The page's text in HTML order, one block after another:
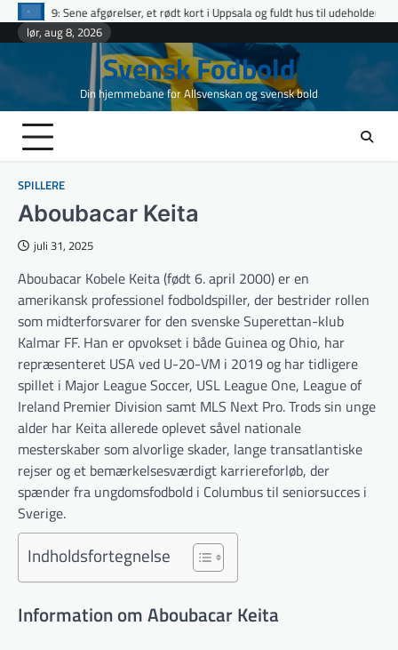
Skip
et rødt kort i Uppsala og fuldt hus til udeholdene i topopgør
Ettan
lør, aug 8, 2026
Svensk Fodbold
Din hjemmebane for Allsvenskan og svensk bold
SPILLERE
Aboubacar Keita
juli 31, 2025
Aboubacar Kobele Keita (født 6. april 2000) er en
amerikansk professionel fodboldspiller, der bestrider rollen
som midterforsvarer for den svenske Superettan-klub
Kalmar FF. Han er opvokset i både Guinea og Ohio, har
repræsenteret USA ved U-20-VM i 2019 og har tidligere
spillet i Major League Soccer, USL League One, League of
Ireland Premier Division samt MLS Next Pro. Trods sin unge
alder har Keita allerede oplevet såvel nationale
mesterskaber som alvorlige skader, lange transatlantiske
rejser og et bemærkelsesværdigt karriereforløb, der
spænder fra ungdomsfodbold i Columbus til seniorsucces i
Sverige.
Indholdsfortegnelse
Information om Aboubacar Keita